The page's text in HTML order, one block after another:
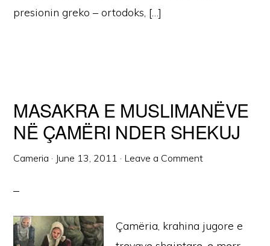
presionin greko – ortodoks, […]
MASAKRA E MUSLIMANËVE
NË ÇAMËRI NDER SHEKUJ
Cameria · June 13, 2011 · Leave a Comment
Çamëria, krahina jugore e